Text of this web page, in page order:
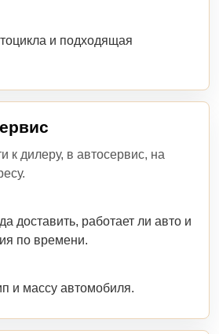
и подходящая
к дилеру, в автосервис, на
доставить, работает ли авто и
по времени.
и массу автомобиля.